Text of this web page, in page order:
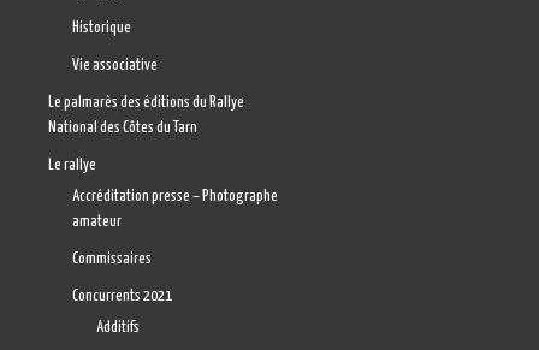
Historique
Vie associative
Le palmarès des éditions du Rallye
National des Côtes du Tarn
Le rallye
Accréditation presse – Photographe
amateur
Commissaires
Concurrents 2021
Additifs